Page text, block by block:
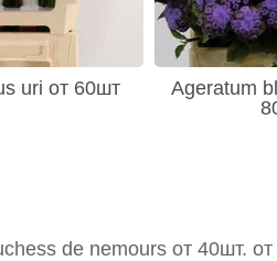
uri от 60шт
Ageratum
de nemours от 40шт.